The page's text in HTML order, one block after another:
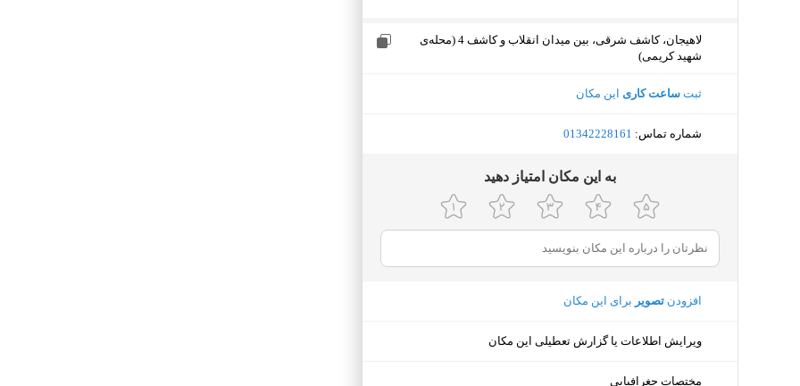
لاهیجان، کاشف شرقی، بین میدان انقلاب و کاشف 4 (محله‌ی
شهید کریمی)
ثبت ساعت کاری این مکان
شماره تماس: ‎01342228161
ﺑﻪ اﯾﻦ ﻣﮑﺎن اﻣﺘﯿﺎز دﻫﯿﺪ
افزودن تصویر برای این مکان
ویرایش اطلاعات یا گزارش تعطیلی این مکان
مختصات جغرافیایی